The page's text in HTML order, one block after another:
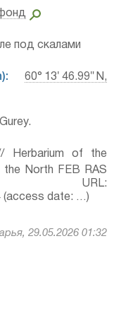
под скалами
60° 13′ 46.99″ N,
Herbarium of the
North FEB RAS
URL:
(access date: …)
29.05.2026 01:32